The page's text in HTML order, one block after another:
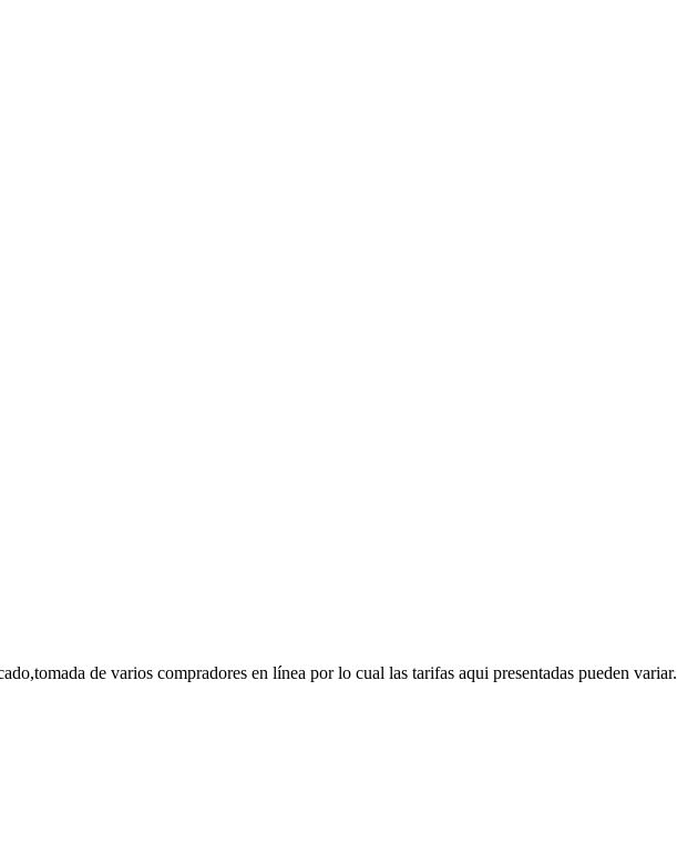
de varios compradores en línea por lo cual las tarifas aqui presentadas pueden variar.